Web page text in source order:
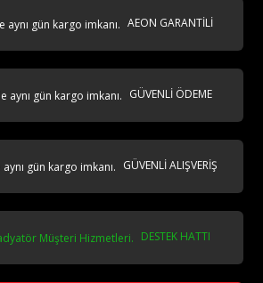
aks
AEON GARANTİLİ
GÜVENLİ ÖDEME
GÜVENLİ ALIŞVERİŞ
DESTEK HATTI